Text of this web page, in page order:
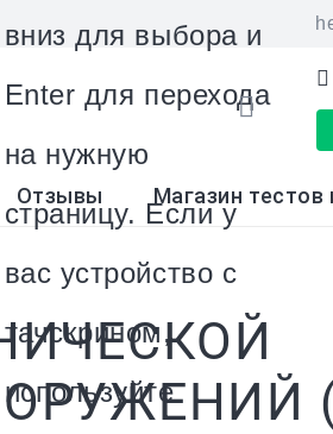
вниз для выбора и
Enter для перехода
на нужную
страницу. Если у
вас устройство с
тачскрином,
используйте
Отзывы Магазин тестов